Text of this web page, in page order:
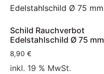
Schild Rauchverbot
Edelstahlschild Ø 75 mm
8,90 €
inkl. 19 % MwSt.